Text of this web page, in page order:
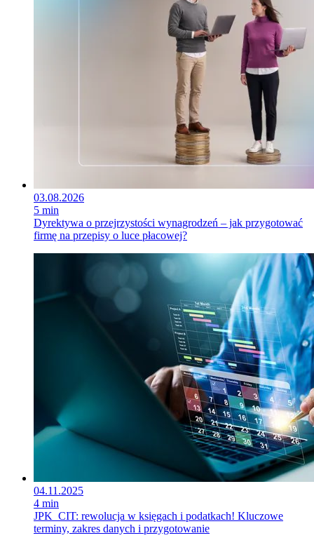
03.08.2026
5 min
Dyrektywa o przejrzystości wynagrodzeń – jak przygotować
firmę na przepisy o luce płacowej?
04.11.2025
4 min
JPK_CIT: rewolucja w księgach i podatkach! Kluczowe
terminy, zakres danych i przygotowanie